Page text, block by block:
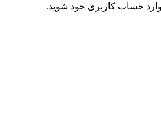
وارد حساب کاربری خود شوید.